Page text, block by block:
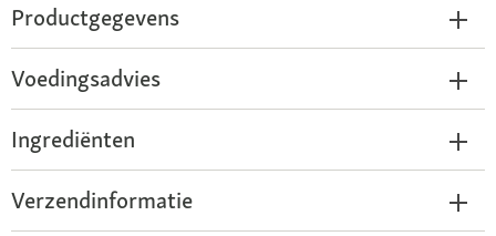
Productgegevens
Voedingsadvies
Ingrediënten
Verzendinformatie